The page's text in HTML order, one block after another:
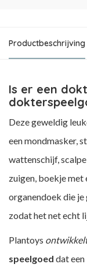
Productbeschrijving
Is er een
Deze geweldig
een mondmasker,
wattenschijf,
zuigen, boekje met
organendoek die
zodat het net echt
Plantoys
speelgoed dat